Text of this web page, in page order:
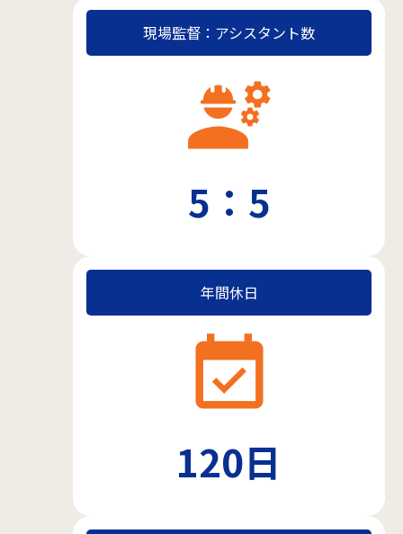
現場監督：アシスタント数
engineering
5：5
年間休日
event_available
120日